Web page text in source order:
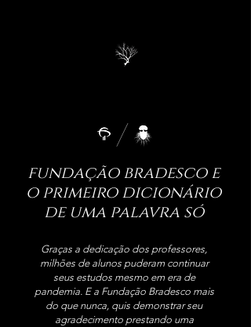
fundação bradesco e
o primeiro dicionário
de uma palavra só
Graças a dedicação dos professores,
milhões de alunos puderam continuar
seus estudos mesmo em era de
pandemia. E a Fundação Bradesco mais
do que nunca, quis demonstrar seu
agradecimento prestando uma